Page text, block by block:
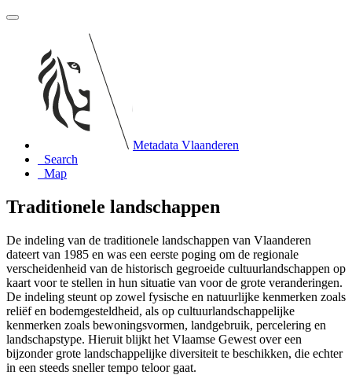
Metadata Vlaanderen
Search
Map
Traditionele landschappen
De indeling van de traditionele landschappen van Vlaanderen
dateert van 1985 en was een eerste poging om de regionale
verscheidenheid van de historisch gegroeide cultuurlandschappen op
kaart voor te stellen in hun situatie van voor de grote veranderingen.
De indeling steunt op zowel fysische en natuurlijke kenmerken zoals
reliëf en bodemgesteldheid, als op cultuurlandschappelijke
kenmerken zoals bewoningsvormen, landgebruik, percelering en
landschapstype. Hieruit blijkt het Vlaamse Gewest over een
bijzonder grote landschappelijke diversiteit te beschikken, die echter
in een steeds sneller tempo teloor gaat.